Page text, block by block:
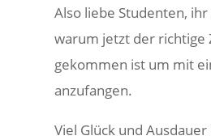
Also liebe Studenten,
warum jetzt der richtige
gekommen ist um mit
anzufangen.
Viel Glück und